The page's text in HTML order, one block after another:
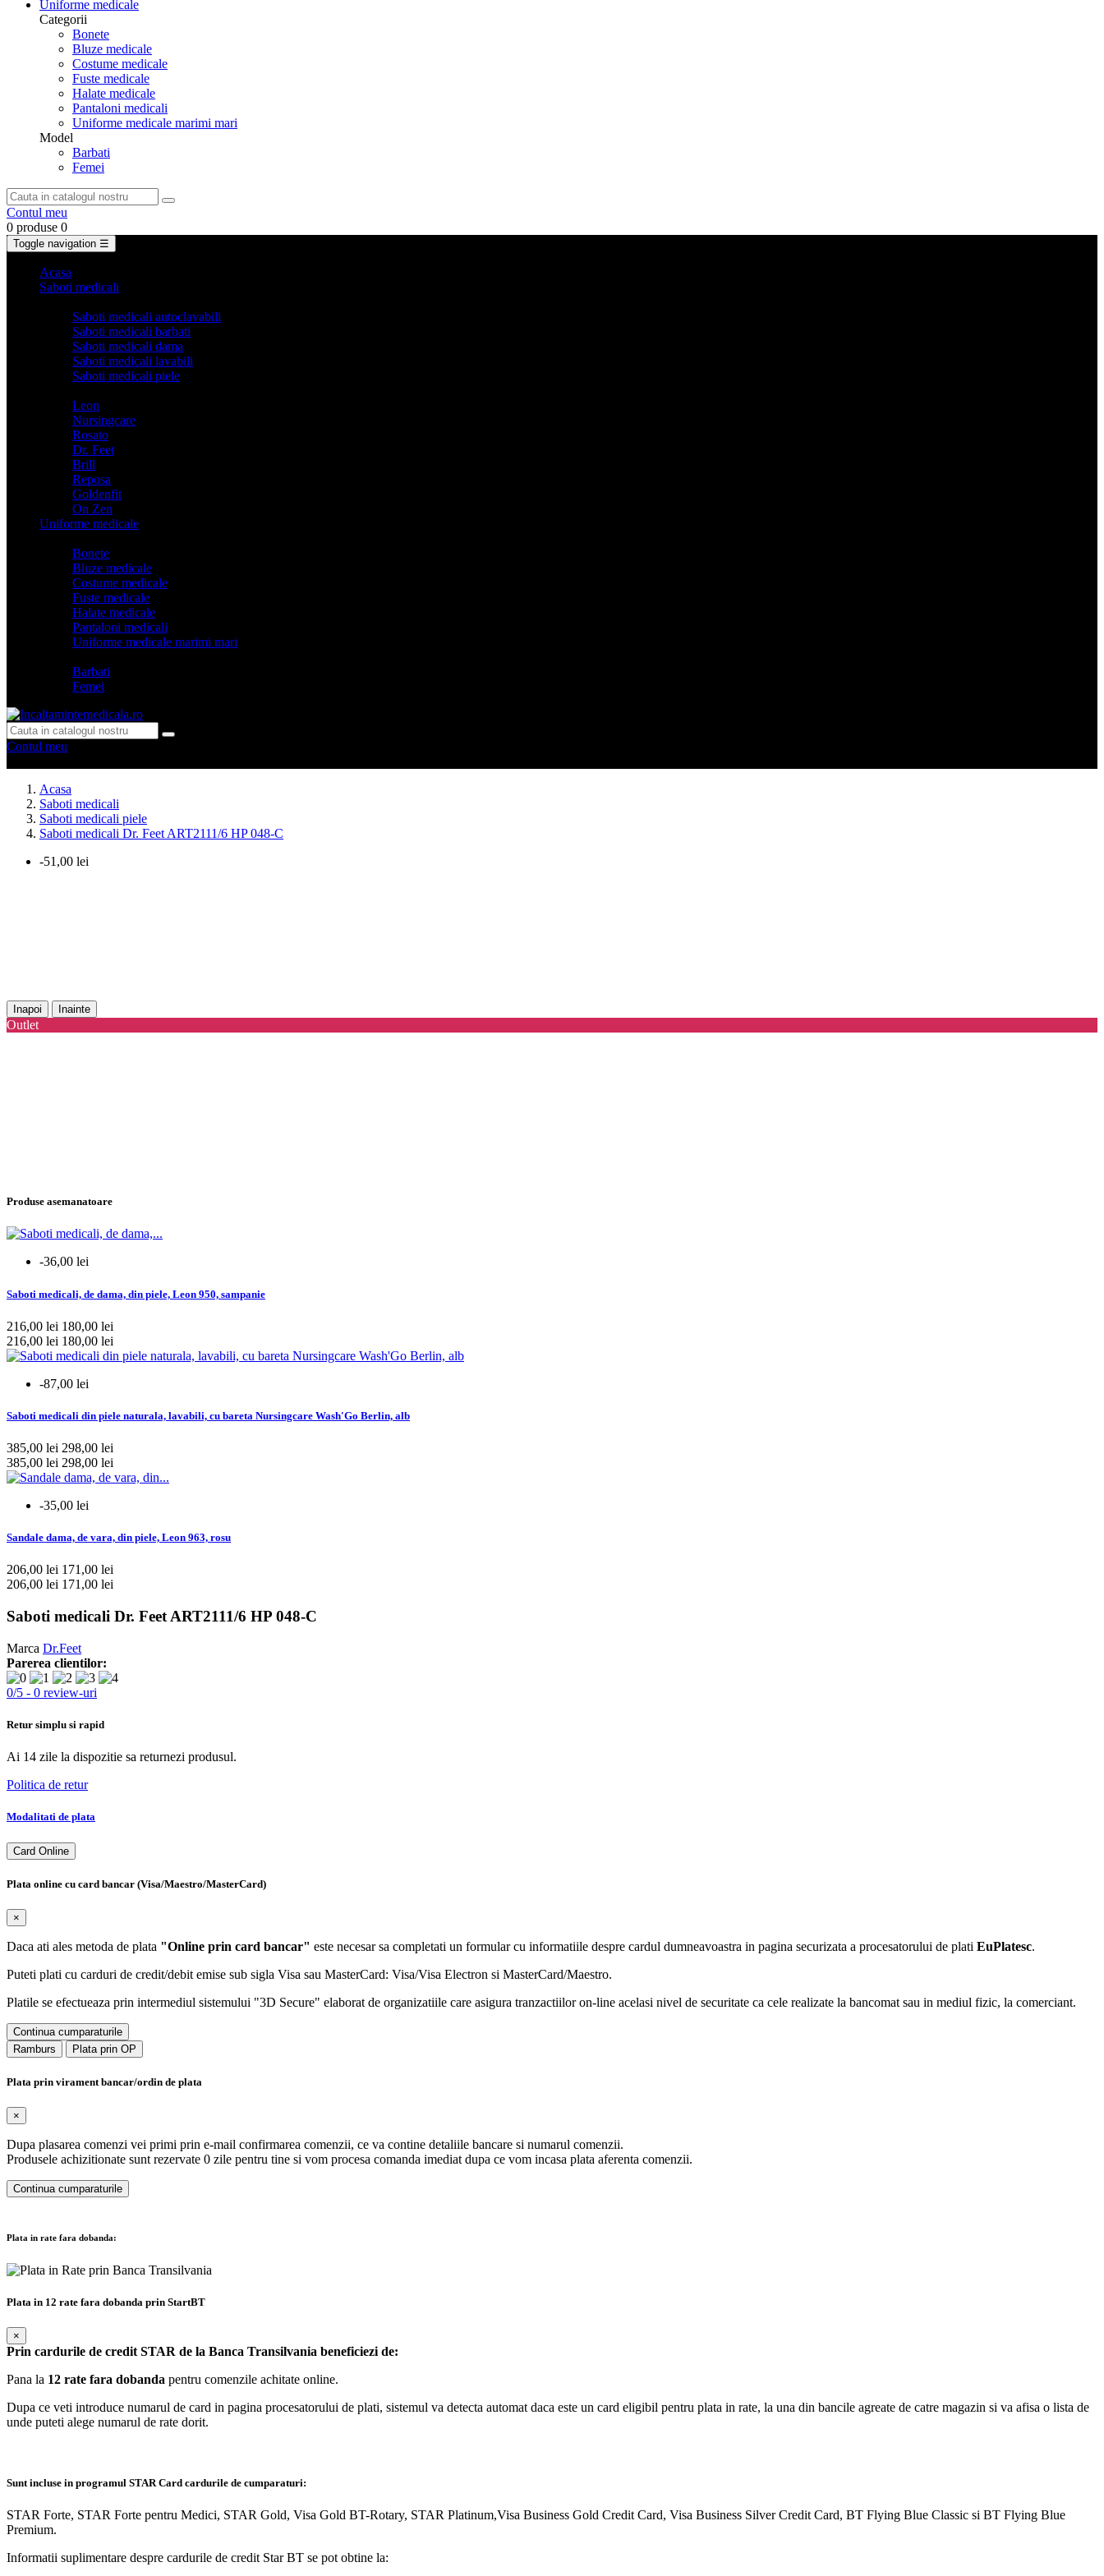
Uniforme medicale
Categorii
Bonete
Bluze medicale
Costume medicale
Fuste medicale
Halate medicale
Pantaloni medicali
Uniforme medicale marimi mari
Model
Barbati
Femei
Contul meu
0 produse 0
Toggle navigation ☰
Acasa
Saboti medicali
Saboti medicali autoclavabili
Saboti medicali barbati
Saboti medicali dama
Saboti medicali lavabili
Saboti medicali piele
Leon
Nursingcare
Rosato
Dr. Feet
Brill
Reposa
Goldenfit
On Zen
Uniforme medicale
Bonete
Bluze medicale
Costume medicale
Fuste medicale
Halate medicale
Pantaloni medicali
Uniforme medicale marimi mari
Barbati
Femei
Contul meu
Acasa
Saboti medicali
Saboti medicali piele
Saboti medicali Dr. Feet ART2111/6 HP 048-C
-51,00 lei
Inapoi Inainte
Outlet
Produse asemanatoare
-36,00 lei
Saboti medicali, de dama, din piele, Leon 950, sampanie
216,00 lei 180,00 lei
216,00 lei 180,00 lei
-87,00 lei
Saboti medicali din piele naturala, lavabili, cu bareta Nursingcare Wash'Go Berlin, alb
385,00 lei 298,00 lei
385,00 lei 298,00 lei
-35,00 lei
Sandale dama, de vara, din piele, Leon 963, rosu
206,00 lei 171,00 lei
206,00 lei 171,00 lei
Saboti medicali Dr. Feet ART2111/6 HP 048-C
Marca Dr.Feet
Parerea clientilor:
0/5 - 0 review-uri
Retur simplu si rapid
Ai 14 zile la dispozitie sa returnezi produsul.
Politica de retur
Modalitati de plata
Card Online
Plata online cu card bancar (Visa/Maestro/MasterCard)
×
Daca ati ales metoda de plata "Online prin card bancar" este necesar sa completati un formular cu informatiile despre cardul dumneavoastra in pagina securizata a procesatorului de plati EuPlatesc.
Puteti plati cu carduri de credit/debit emise sub sigla Visa sau MasterCard: Visa/Visa Electron si MasterCard/Maestro.
Platile se efectueaza prin intermediul sistemului "3D Secure" elaborat de organizatiile care asigura tranzactiilor on-line acelasi nivel de securitate ca cele realizate la bancomat sau in mediul fizic, la comerciant.
Continua cumparaturile
Ramburs
Plata prin OP
Plata prin virament bancar/ordin de plata
×
Dupa plasarea comenzi vei primi prin e-mail confirmarea comenzii, ce va contine detaliile bancare si numarul comenzii.
Produsele achizitionate sunt rezervate 0 zile pentru tine si vom procesa comanda imediat dupa ce vom incasa plata aferenta comenzii.
Continua cumparaturile
Plata in rate fara dobanda:
Plata in 12 rate fara dobanda prin StartBT
×
Prin cardurile de credit STAR de la Banca Transilvania beneficiezi de:
Pana la 12 rate fara dobanda pentru comenzile achitate online.
Dupa ce veti introduce numarul de card in pagina procesatorului de plati, sistemul va detecta automat daca este un card eligibil pentru plata in rate, la una din bancile agreate de catre magazin si va afisa o lista de
unde puteti alege numarul de rate dorit.
Sunt incluse in programul STAR Card cardurile de cumparaturi:
STAR Forte, STAR Forte pentru Medici, STAR Gold, Visa Gold BT-Rotary, STAR Platinum,Visa Business Gold Credit Card, Visa Business Silver Credit Card, BT Flying Blue Classic si BT Flying Blue
Premium.
Informatii suplimentare despre cardurile de credit Star BT se pot obtine la: